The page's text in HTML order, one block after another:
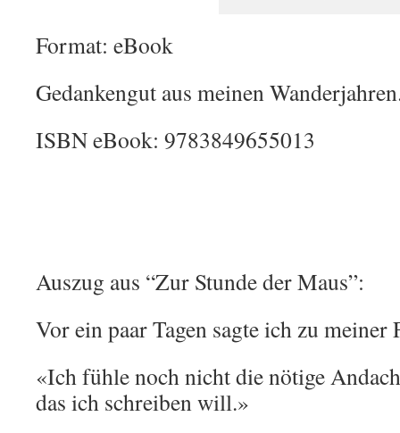
Format: eBook
Gedankengut aus meinen
ISBN eBook: 9783849655013
Auszug aus “Zur Stunde der Maus”:
Vor ein paar Tagen sagte ich zu meiner
«Ich fühle noch nicht die nötige
das ich schreiben will.»